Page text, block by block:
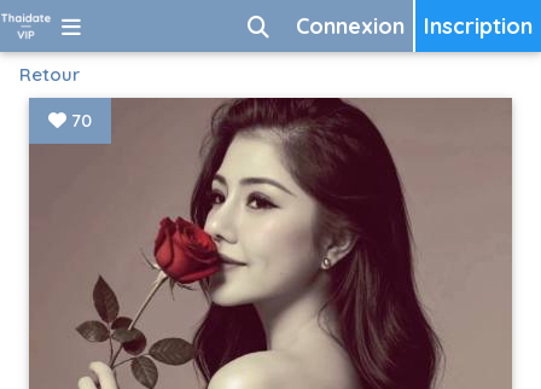
Inscription
Connexion
Retour
70